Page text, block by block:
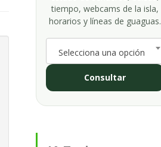
tiempo, webcams de la isla,
horarios y líneas de guaguas.
Selecciona una opción
Consultar